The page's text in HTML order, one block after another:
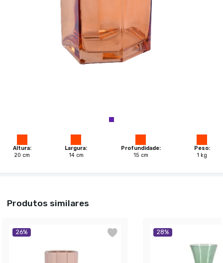
Altura:
20 cm
Largura:
14cm
Profundidade:
15 cm
Peso:
1 kg
Produtos similares
26% 28%